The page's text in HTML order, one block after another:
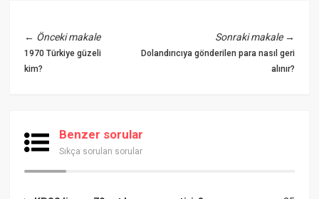
← Önceki makale
1970 Türkiye güzeli
kim?
Sonraki makale→
Dolandırıcıya gönderilen para nasıl geri
alınır?
Benzer sorular
Sıkça sorulan sorular